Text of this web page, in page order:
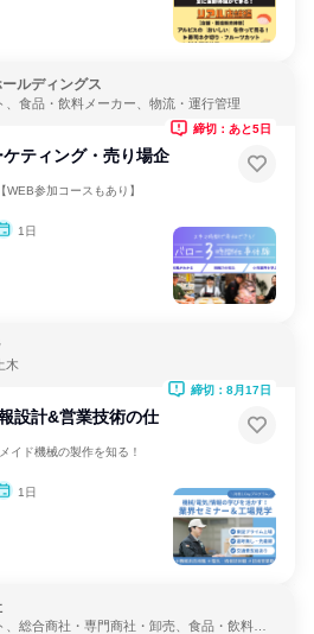
ルディングス
、食品・飲料メーカー、物流・運行管理
ケティング・売り場企
参加コースもあり】
1日
締切：あと5日
木
設計&営業技術の仕
イド機械の製作を知る！
1日
締切：8月17日
、総合商社・専門商社・卸売、食品・飲料メ